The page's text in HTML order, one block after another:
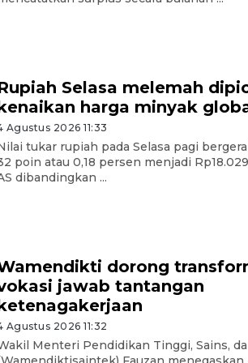
Selasa melemah
harga minyak
Agustus 2026 11:33
tukar rupiah pada Selasa pagi
poin atau 0,18 persen menjadi
dibandingkan ...
dorong
jawab tantangan
Agustus 2026 11:32
Menteri Pendidikan Tinggi, Sains,
Unjuk rasa protes
Pasar Higienis
5 Mei 2026 05:32
Ambon ajak semua